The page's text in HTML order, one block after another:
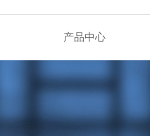
产品中心